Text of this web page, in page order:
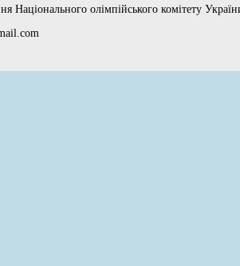
Національного олімпійського комітету